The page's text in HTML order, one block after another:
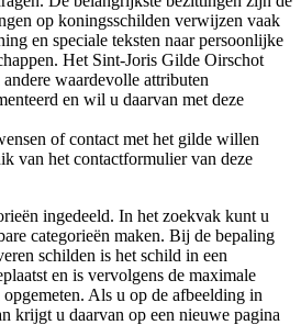
op koningsschilden verwijzen vaak
en speciale teksten naar persoonlijke
Het Sint-Joris Gilde Oirschot
waardevolle attributen
en wil u daarvan met deze
of contact met het gilde willen
van het contactformulier van deze
ingedeeld. In het zoekvak kunt u
categorieën maken. Bij de bepaling
schilden is het schild in een
en is vervolgens de maximale
Als u op de afbeelding in
krijgt u daarvan op een nieuwe pagina